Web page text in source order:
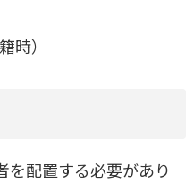
時）
を配置する必要があり